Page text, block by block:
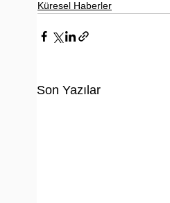
Küresel Haberler
Son Yazılar